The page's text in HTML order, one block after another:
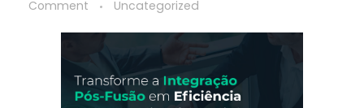
Comment
Uncategorized